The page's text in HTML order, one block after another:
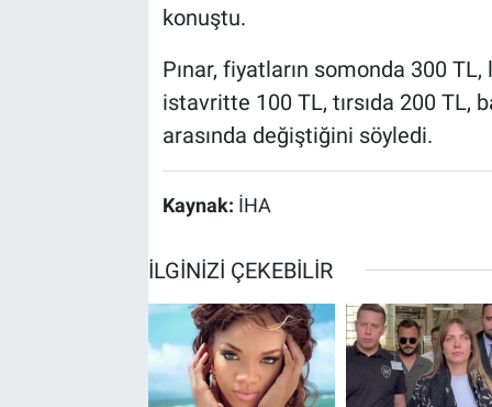
konuştu.
Pınar, fiyatların somonda 300
istavritte 100 TL, tırsıda 200 TL,
arasında değiştiğini söyledi.
Kaynak: İHA